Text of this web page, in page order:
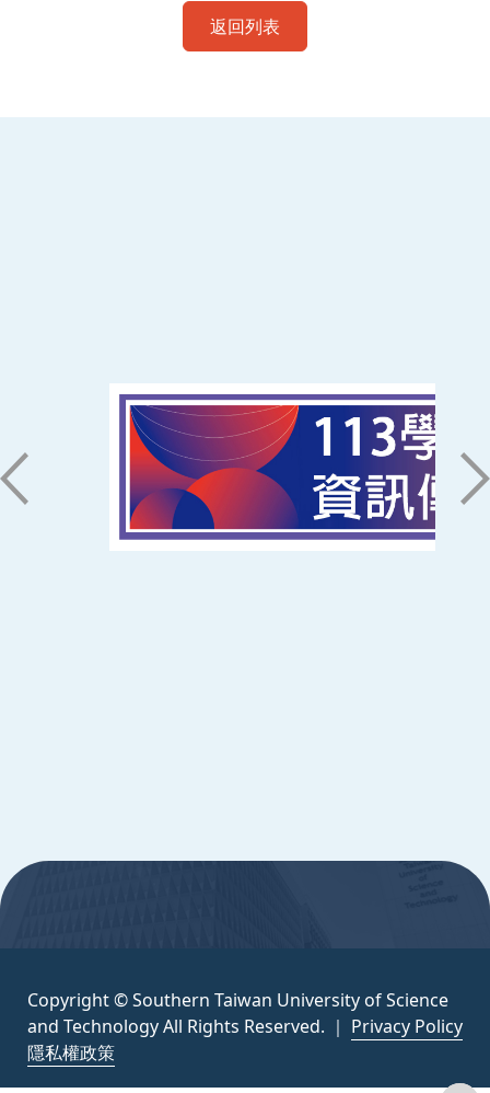
返回列表
71005 台南市永康區南台街一號
06-2533131 ext. 7101
ic@stust.edu.tw
辦公時間
Copyright © Southern Taiwan University of Science
and Technology All Rights Reserved. ｜ Privacy Policy
隱私權政策